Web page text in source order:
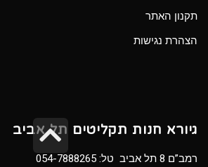
תקנון האתר
הצהרת נגישות
גיורא חנות תקליטים תל אביב
רמב”ם 8 תל אביב טל: 054-7888265
גלילה
לראש